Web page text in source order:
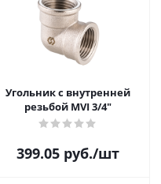
Угольник с внутренней
резьбой MVI 3/4"
399.05руб./шт